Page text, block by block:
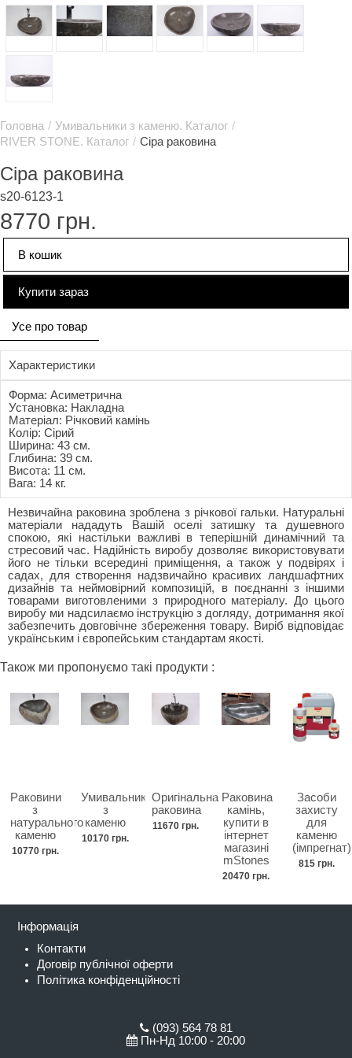
Головна / Умивальники з каменю. Каталог /
RIVER STONE. Каталог / Сіра раковина
Сіра раковина
s20-6123-1
8770 грн.
В кошик
Купити зараз
Усе про товар
Характеристики
Форма: Асиметрична
Установка: Накладна
Матеріал: Річковий камінь
Колір: Сірий
Ширина: 43 см.
Глибина: 39 см.
Висота: 11 см.
Вага: 14 кг.
Незвичайна раковина зроблена з річкової гальки. Натуральні
матеріали нададуть Вашій оселі затишку та душевного
спокою, які настільки важливі в теперішній динамічний та
стресовий час. Надійність виробу дозволяє використовувати
його не тільки всередині приміщення, а також у подвірях і
садах, для створення надзвичайно красивих ландшафтних
дизайнів та неймовірний композицій, в поєднанні з іншими
товарами виготовленими з природного матеріалу. До цього
виробу ми надсилаємо інструкцію з догляду, дотримання якої
забезпечить довговічне збереження товару. Виріб відповідає
українським і європейським стандартам якості.
Також ми пропонуємо такі продукти :
Раковини
з
натурального
каменю
10770 грн.
Умивальник
з
каменю
10170 грн.
Оригінальна
раковина
11670 грн.
Раковина
камінь,
купити в
інтернет
магазині
mStones
20470 грн.
Засоби
захисту
для
каменю
(імпрегнат)
815 грн.
Інформація
Контакти
Договір публічної оферти
Політика конфіденційності
(093) 564 78 81
Пн-Нд 10:00 - 20:00